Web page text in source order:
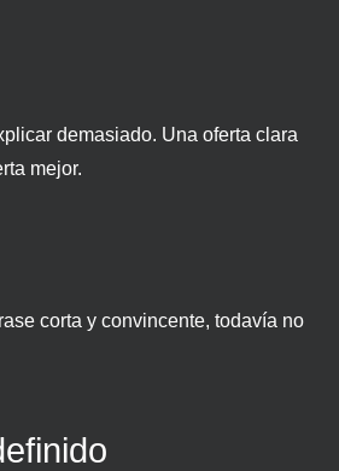
demasiado. Una oferta clara
mejor.
corta y convincente, todavía no